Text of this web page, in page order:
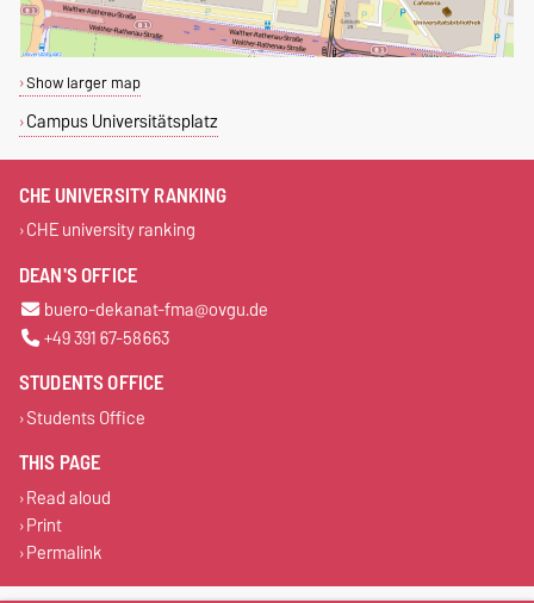
Show larger map
Campus Universitätsplatz
CHE UNIVERSITY RANKING
CHE university ranking
DEAN'S OFFICE
buero-dekanat-fma@ovgu.de
+49 391 67-58663
STUDENTS OFFICE
Students Office
THIS PAGE
Read aloud
Print
Permalink